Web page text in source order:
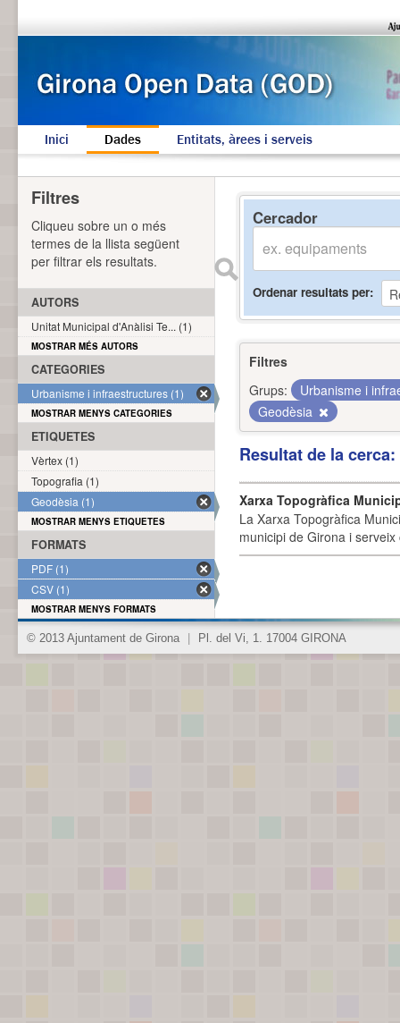
Inici Dades Entitats, àrees i serveis
Cercador
Ordenar resultats per
Filtres
Grups:
Urbanisme i
Geodèsia
Resultat de la
Xarxa Topogràfica
La Xarxa Topogràfica
municipi de Girona i
Filtres
Cliqueu sobre un o més
termes de la llista següent
per filtrar els resultats.
AUTORS
Unitat Municipal d'Anàlisi Te... (1)
MOSTRAR MÉS AUTORS
CATEGORIES
Urbanisme i infraestructures (1)
MOSTRAR MENYS CATEGORIES
ETIQUETES
Vèrtex (1)
Topografia (1)
Geodèsia (1)
MOSTRAR MENYS ETIQUETES
FORMATS
PDF (1)
CSV (1)
MOSTRAR MENYS FORMATS
© 2013 Ajuntament de Girona Pl. del Vi, 1. 17004 GIRONA